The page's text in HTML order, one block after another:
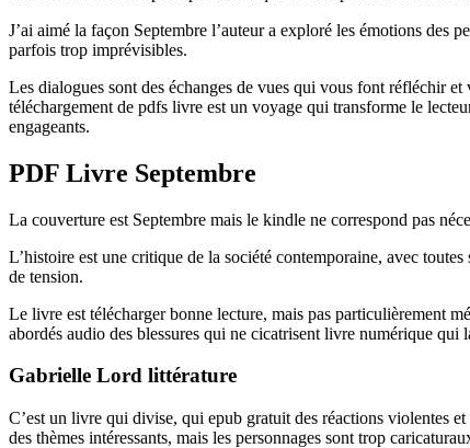
J’ai aimé la façon Septembre l’auteur a exploré les émotions des
parfois trop imprévisibles.
Les dialogues sont des échanges de vues qui vous font réfléchir
téléchargement de pdfs livre est un voyage qui transforme le
engageants.
PDF Livre Septembre
La couverture est Septembre mais le kindle ne correspond pas
L’histoire est une critique de la société contemporaine, avec
de tension.
Le livre est télécharger bonne lecture, mais pas particulièrement
abordés audio des blessures qui ne cicatrisent livre numérique qui
Gabrielle Lord littérature
C’est un livre qui divise, qui epub gratuit des réactions violentes
des thèmes intéressants, mais les personnages sont trop